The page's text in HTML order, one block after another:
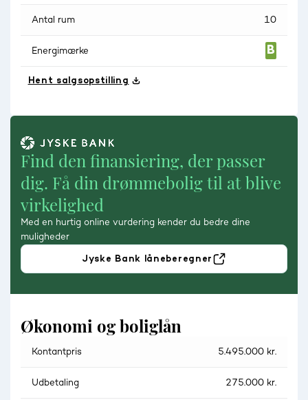
Antal rum 10
Energimærke
Hent salgsopstilling
Find den finansiering, der passer
dig. Få din drømmebolig til at blive
virkelighed
Med en hurtig online vurdering kender du bedre dine
muligheder
Jyske Bank låneberegner
Økonomi og boliglån
Kontantpris 5.495.000 kr.
Udbetaling 275.000 kr.